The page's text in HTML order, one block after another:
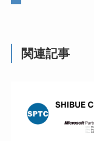
関連記事